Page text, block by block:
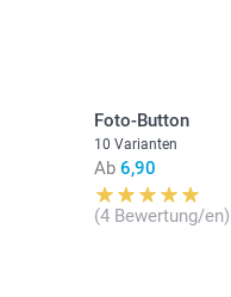
Foto-Button
10 Varianten
Ab 6,90
(4 Bewertung/en)